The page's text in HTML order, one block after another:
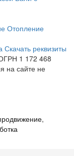
Отопление
Скачать реквизиты
1 172 468
на сайте не
,